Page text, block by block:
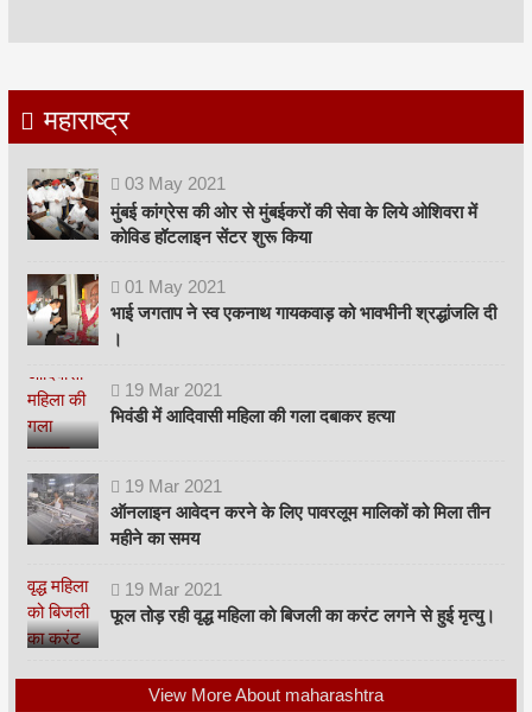
महाराष्ट्र
03 May 2021
मुंबई कांग्रेस की ओर से मुंबईकरों की सेवा के लिये ओशिवरा में
कोविड हॉटलाइन सेंटर शुरू किया
01 May 2021
भाई जगताप ने स्व एकनाथ गायकवाड़ को भावभीनी श्रद्धांजलि दी
।
19 Mar 2021
भिवंडी में आदिवासी महिला की गला दबाकर हत्या
19 Mar 2021
ऑनलाइन आवेदन करने के लिए पावरलूम मालिकों को मिला तीन
महीने का समय
19 Mar 2021
फूल तोड़ रही वृद्ध महिला को बिजली का करंट लगने से हुई मृत्यु।
View More About maharashtra